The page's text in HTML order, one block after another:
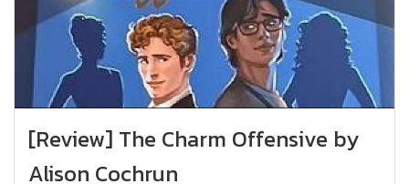
[Review] The Charm Offensive by
Alison Cochrun